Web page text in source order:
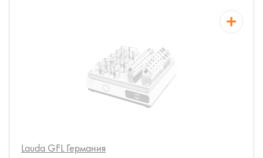
Lauda GFL Германия